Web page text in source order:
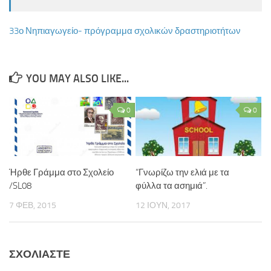
ΓΡΑ.Σ.Ε.Π. Κολυμβαρίου
Επιληψία/ Πρώτες Βοήθειες στο Σχολείο
Πολυθεματικό Δίκτυο Περιβαλλοντικής Αγωγής
Προστασία από Υψηλή Ατμοσφαιρική Ρύπανση
ΚΠΕ Βάμου
ΚΠΕ Ανωγείων
Μουσείο Φυσικής Ιστορίας Κρήτης
33ο Νηπιαγωγείο- πρόγραμμα σχολικών δραστηριοτήτων
YOU MAY ALSO LIKE...
0
Ήρθε Γράμμα στο Σχολείο
/SL08
7 ΦΕΒ, 2015
0
“Γνωρίζω την ελιά με τα
φύλλα τα ασημιά”.
12 ΙΟΥΝ, 2017
ΣΧΟΛΙΆΣΤΕ